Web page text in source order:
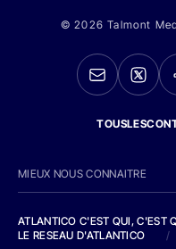
© 2026 Talmont
MIEUX NOUS CONNAITRE
ATLANTICO C'EST QUI, C'EST
LE RESEAU D'ATLANTICO
/